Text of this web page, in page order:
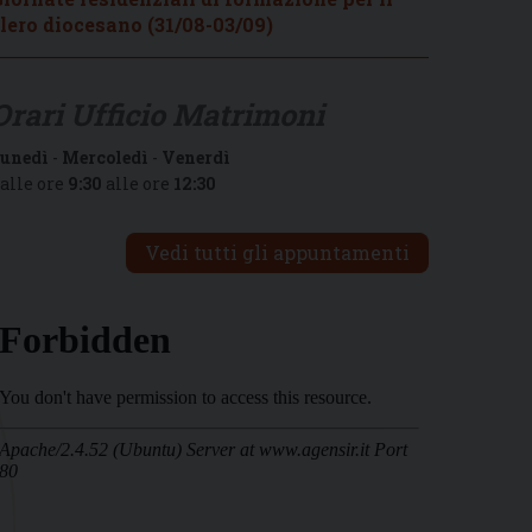
diocesano (31/08-03/09)
- Mercoledì - Venerdì
ore 9:30 alle ore 12:30
Vedi tutti gli appuntamenti